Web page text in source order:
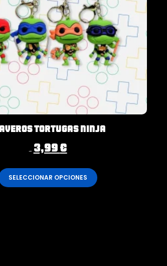
Tortugas Ninja
4,99€ 3,99€
SELECCIONAR OPCIONES